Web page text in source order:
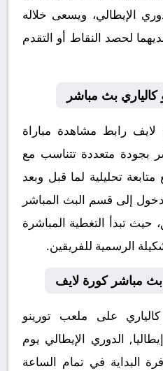
الإيطالي، ويسعى خلاله
لحصد النقاط أو التقدم
كالياري بث مباشر
رابط مشاهدة مباراة
بجودة متعددة تتناسب مع
تحليلية لما قبل وبعد
إلى قسم البث المباشر
حيث تبدأ التغطية المباشرة
الرسمية للفريقين.
بث مباشر كورة لايف
على ملعب تورينو
الدوري الإيطالي يوم
صافرة البداية في تمام الساعة